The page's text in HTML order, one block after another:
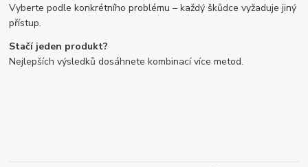
Vyberte podle konkrétního problému – každý škůdce vyžaduje jiný
přístup.
Stačí jeden produkt?
Nejlepších výsledků dosáhnete kombinací více metod.